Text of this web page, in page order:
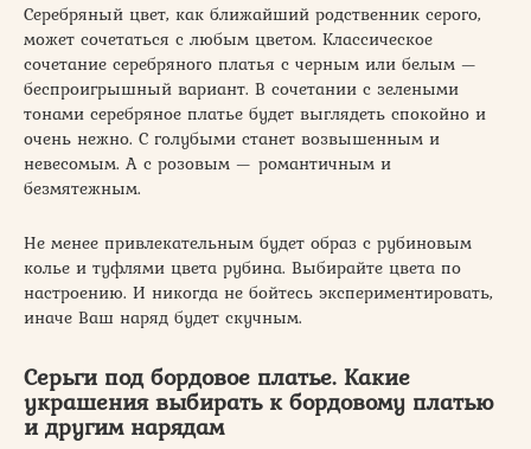
Серебряный цвет, как ближайший родственник серого,
может сочетаться с любым цветом. Классическое
сочетание серебряного платья с черным или белым —
беспроигрышный вариант. В сочетании с зелеными
тонами серебряное платье будет выглядеть спокойно и
очень нежно. С голубыми станет возвышенным и
невесомым. А с розовым — романтичным и
безмятежным.
Не менее привлекательным будет образ с рубиновым
колье и туфлями цвета рубина. Выбирайте цвета по
настроению. И никогда не бойтесь экспериментировать,
иначе Ваш наряд будет скучным.
Серьги под бордовое платье. Какие
украшения выбирать к бордовому платью
и другим нарядам